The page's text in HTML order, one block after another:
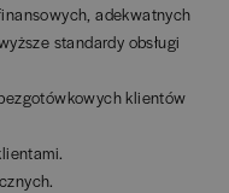
adekwatnych
standardy obsługi
klientów